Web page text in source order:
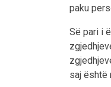
paku
Së pari i
saj është